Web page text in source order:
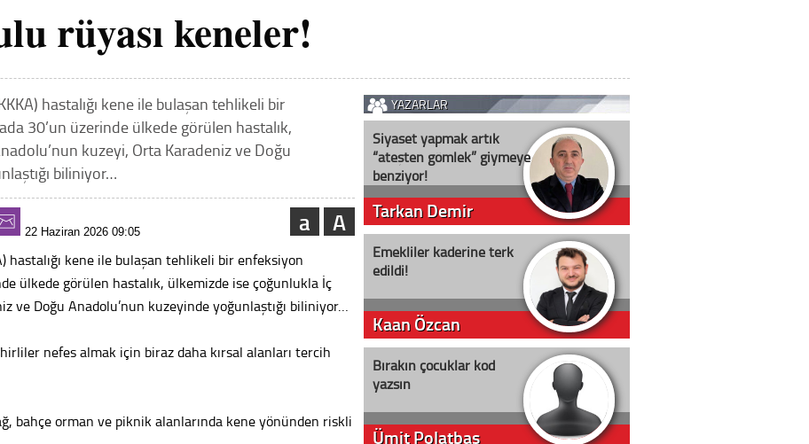
rüyası keneler!
hastalığı kene ile bulaşan tehlikeli bir
30’un üzerinde ülkede görülen hastalık,
kuzeyi, Orta Karadeniz ve Doğu
biliniyor…
22 Haziran 2026 09:05 A
a
hastalığı kene ile bulaşan tehlikeli bir enfeksiyon
ülkede görülen hastalık, ülkemizde ise çoğunlukla İç
ve Doğu Anadolu’nun kuzeyinde yoğunlaştığı biliniyor…
nefes almak için biraz daha kırsal alanları tercih
bahçe orman ve piknik alanlarında kene yönünden riskli
YAZARLAR
Siyaset yapmak artık
“ateşten gömlek” giymeye
benziyor!
Tarkan Demir
Emekliler kaderine terk
edildi!
Kaan Özcan
Bırakın çocuklar kod
yazsın
Ümit Polatbaş